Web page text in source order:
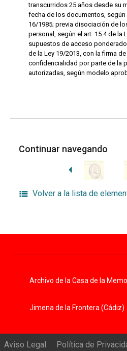
transcurridos 25 años desde su
fecha de los documentos, según
16/1985; previa disociación de
personal, según el art. 15.4 de la
supuestos de acceso
de la Ley 19/2013, con la firma
confidencialidad por parte de la
autorizadas, según modelo
Continuar navegando
Volver a la lista de
Archivo de la Casa de la
Jimena de la Frontera (Cádiz)
Aviso Legal Política de